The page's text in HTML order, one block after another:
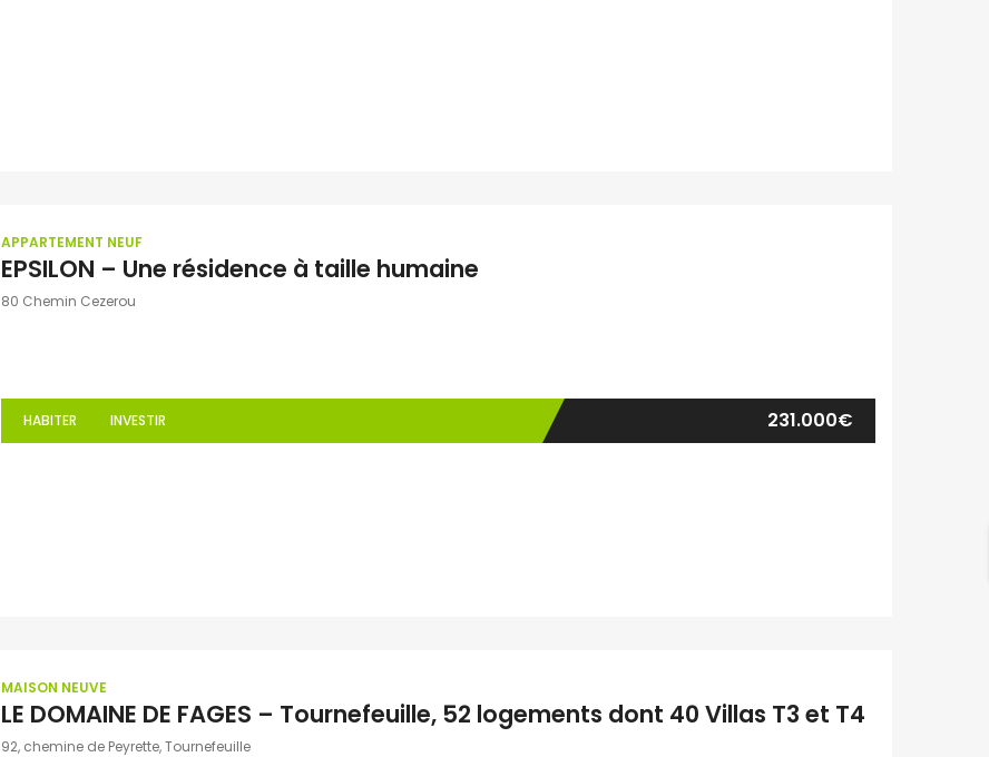
APPARTEMENT NEUF
EPSILON – Une résidence à taille humaine
80 Chemin Cezerou
HABITER INVESTIR 231.000€
MAISON NEUVE
LE DOMAINE DE FAGES – Tournefeuille, 52 logements dont 40 Villas T3 et T4
92, chemine de Peyrette, Tournefeuille